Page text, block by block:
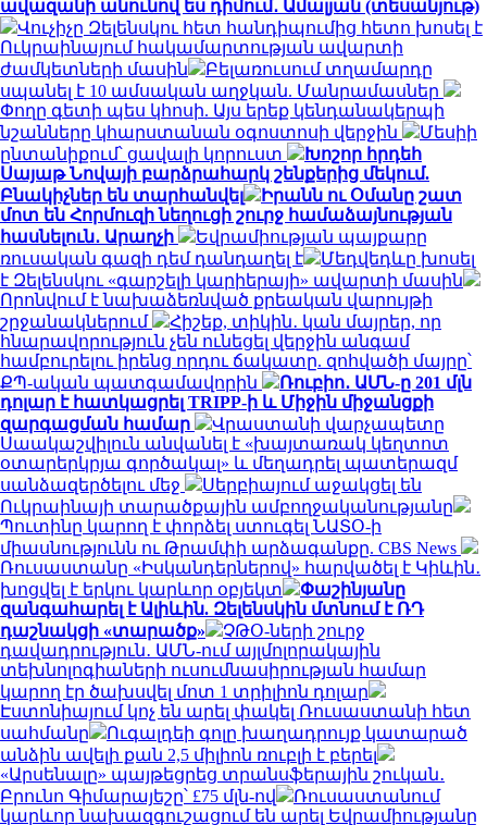
ավազանի անունով ես դիմում․ Ամալյան (տեսանյութ)
Վուչիչը Զելենսկու հետ հանդիպումից հետո խոսել է
Ուկրաինայում հակամարտության ավարտի
ժամկետների մասին
Բելառուսում տղամարդը
սպանել է 10 ամսական աղջկան. Մանրամասներ
Փողը գետի պես կհոսի. Այս երեք կենդանակերպի
նշանները կհարստանան օգոստոսի վերջին
Մեսիի
ընտանիքում՝ ցավալի կորուստ
Խոշոր հրդեհ
Սայաթ Նովայի բարձրահարկ շենքերից մեկում.
Բնակիչներ են տարհանվել
Իրանն ու Օմանը շատ
մոտ են Հորմուզի նեղուցի շուրջ համաձայնության
հասնելուն․ Արաղչի
Եվրամիության պայքարը
ռուսական գազի դեմ դանդաղել է
Մեդվեդևը խոսել
է Զելենսկու «գարշելի կարիերայի» ավարտի մասին
Որոնվում է նախաձեռնված քրեական վարույթի
շրջանակներում
Հիշեք, տիկին․ կան մայրեր, որ
հնարավորություն չեն ունեցել վերջին անգամ
համբուրելու իրենց որդու ճակատը. զոհվածի մայրը՝
ՔՊ-ական պատգամավորին
Ռուբիո․ ԱՄՆ-ը 201 մլն
դոլար է հատկացրել TRIPP-ի և Միջին միջանցքի
զարգացման համար
Վրաստանի վարչապետը
Սաակաշվիլուն անվանել է «խայտառակ կեղտոտ
օտարերկրյա գործակալ» և մեղադրել պատերազմ
սանձազերծելու մեջ
Սերբիայում աջակցել են
Ուկրաինայի տարածքային ամբողջականությանը
Պուտինը կարող է փորձել ստուգել ՆԱՏՕ-ի
միասնությունն ու Թրամփի արձագանքը. CBS News
Ռուսաստանը «Իսկանդերներով» հարվածել է Կիևին․
խոցվել է երկու կարևոր օբյեկտ
Փաշինյանը
զանգահարել է Ալիևին. Զելենսկին մտնում է ՌԴ
դաշնակցի «տարածք»
ՉԹՕ-ների շուրջ
դավադրություն․ ԱՄՆ-ում այլմոլորակային
տեխնոլոգիաների ուսումնասիրության համար
կարող էր ծախսվել մոտ 1 տրիլիոն դոլար
Էստոնիայում կոչ են արել փակել Ռուսաստանի հետ
սահմանը
Ուգալդեի գոլը խաղադրույք կատարած
անձին ավելի քան 2,5 միլիոն ռուբլի է բերել
«Արսենալը» պայթեցրեց տրանսֆերային շուկան․
Բրունո Գիմարայեշը՝ £75 մլն-ով
Ռուսաստանում
կարևոր նախազգուշացում են արել Եվրամիությանը